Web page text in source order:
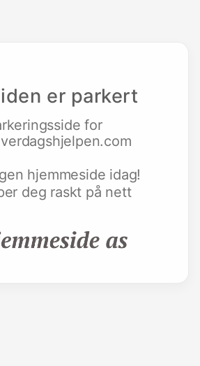
er parkert
for
hjemmeside idag!
deg raskt på nett